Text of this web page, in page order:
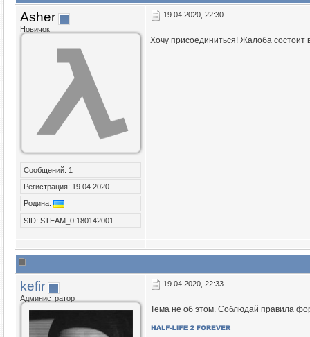
Asher
Новичок
Сообщений: 1
Регистрация: 19.04.2020
Родина:
SID: STEAM_0:180142001
19.04.2020, 22:30
Хочу присоединиться! Жалоба состоит
kefir
Администратор
19.04.2020, 22:33
Тема не об этом. Соблюдай правила